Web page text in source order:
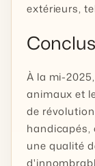
extérieurs,
À la mi-
animaux et
de
handicapés,
une qualité